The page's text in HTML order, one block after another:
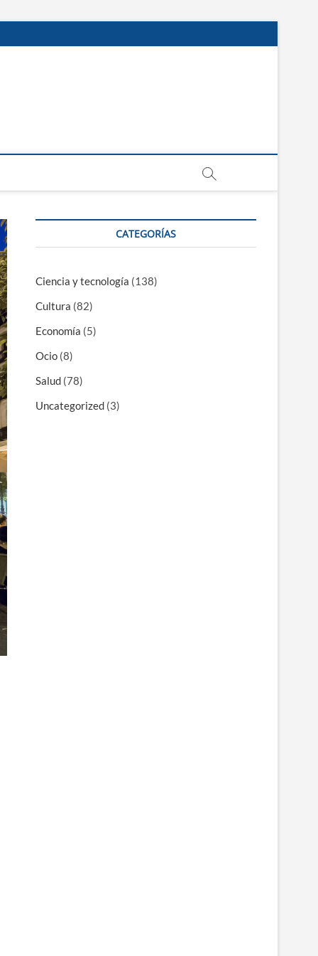
CATEGORÍAS
Ciencia y tecnología (138)
Cultura (82)
Economía (5)
Ocio (8)
Salud (78)
Uncategorized (3)